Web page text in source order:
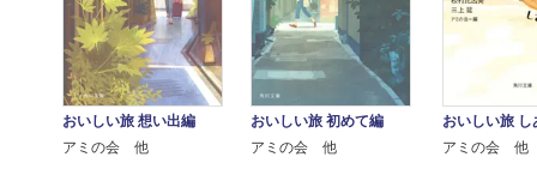
おいしい旅 想い出編
アミの会 他
おいしい旅 初めて編
アミの会 他
おいしい旅 し
アミの会 他